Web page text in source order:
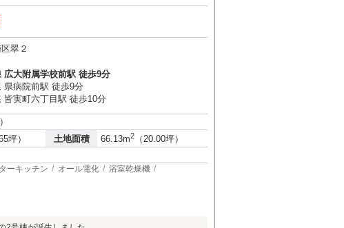
翠２
広大附属学校前駅 徒歩9分
県病院前駅 徒歩9分
皆実町六丁目駅 徒歩10分
坪） 土地面積 66.13m2
（20.00坪）
ーキッチン オール電化
浴室乾燥機